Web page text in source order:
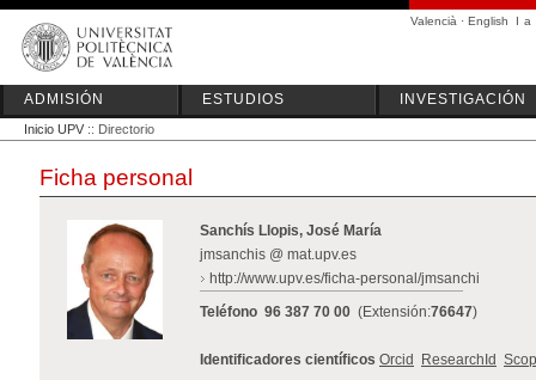
Valencià · English I a
ADMISIÓN ESTUDIOS INVESTIGACIÓN
Inicio UPV :: Directorio
Ficha personal
Sanchís Llopis, José María
jmsanchis @ mat.upv.es
http://www.upv.es/ficha-personal/jmsanchi
Teléfono 96 387 70 00 (Extensión:76647)
Identificadores científicos Orcid ResearchId